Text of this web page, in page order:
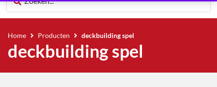
Home Producten deckbuilding spel
deckbuilding spel